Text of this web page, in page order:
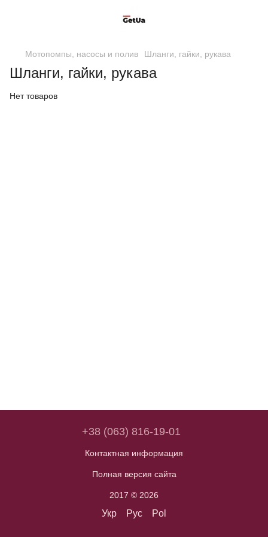
Мотопомпы, насосы и полив Шланги, гайки, рукава
Шланги, гайки, рукава
Нет товаров
+38 (063) 816-19-01
Контактная информация
Полная версия сайта
2017 © 2026
Укр Рус Pol